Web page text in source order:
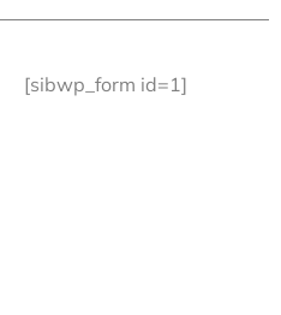
[sibwp_form id=1]